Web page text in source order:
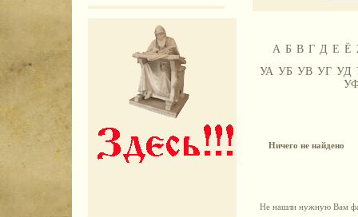
А Б В Г Д Е Ё
УА УБ УВ УГ УД
Ничего не найдено
Не нашли нужную Вам